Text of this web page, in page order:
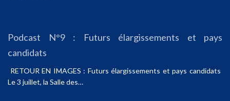
Podcast N°9 : Futurs élargissements et pays
candidats
RETOUR EN IMAGES : Futurs élargissements et pays candidats
Le 3 juillet, la Salle des…